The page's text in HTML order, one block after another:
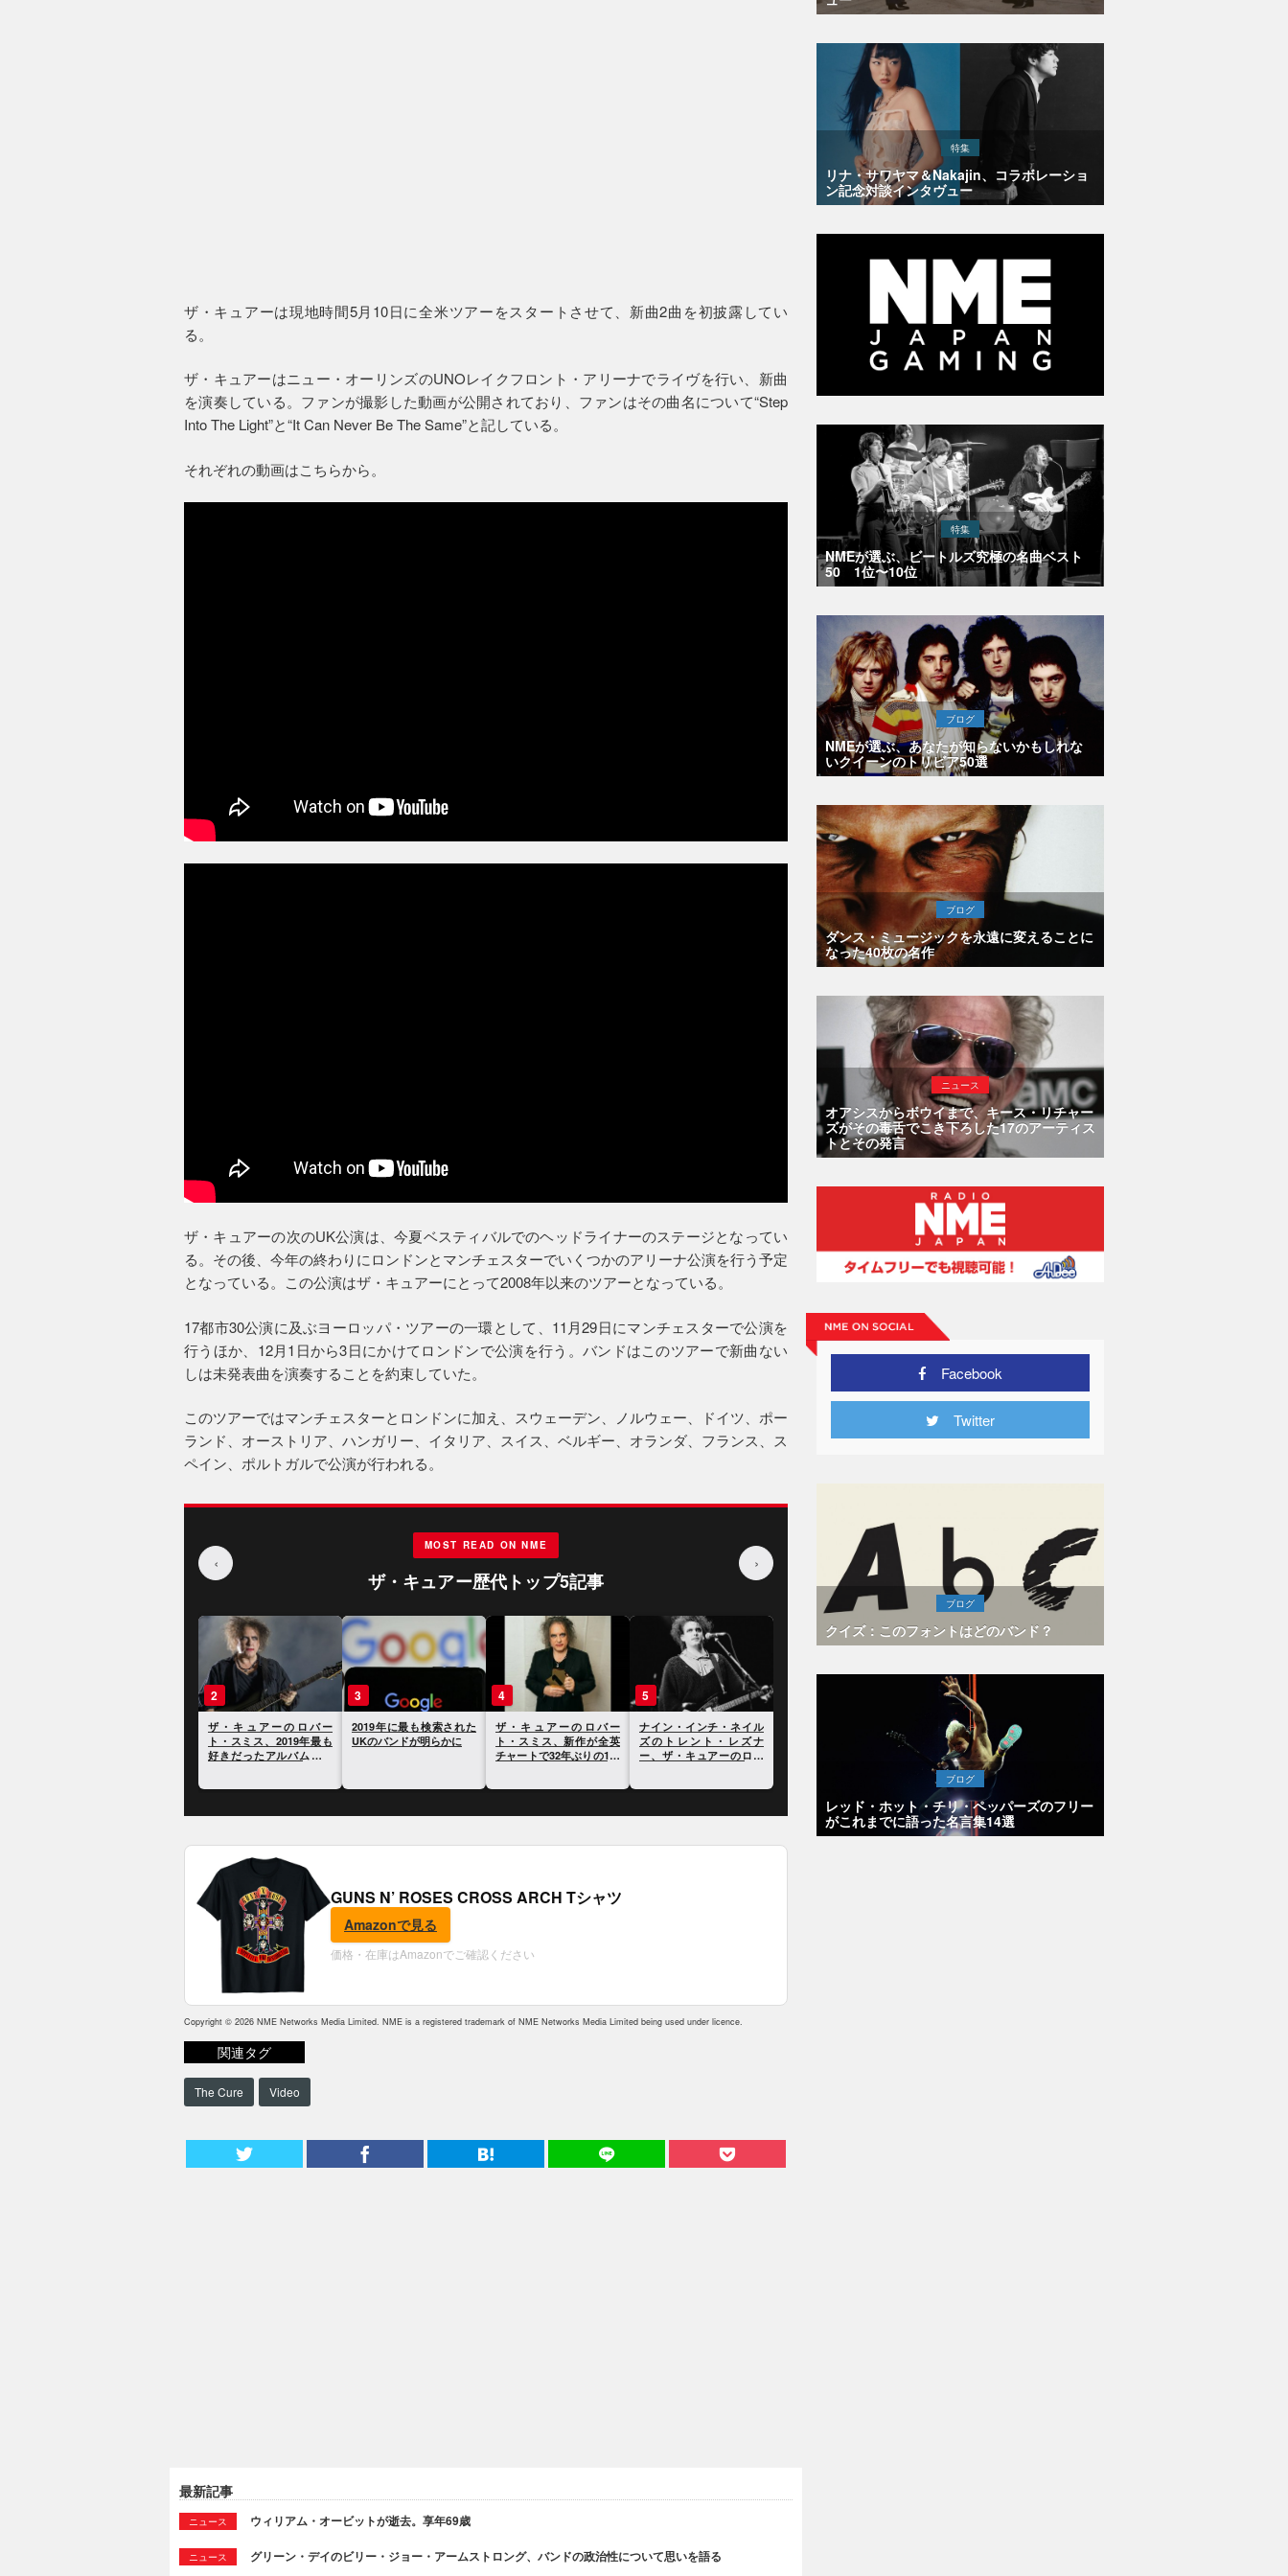
ザ・キュアーは現地時間5月10日に全米ツアーをスタートさせて、新曲2曲を初披露してい
る。
ザ・キュアーはニュー・オーリンズのUNOレイクフロント・アリーナでライヴを行い、新曲
を演奏している。ファンが撮影した動画が公開されており、ファンはその曲名について“Step
Into The Light”と“It Can Never Be The Same”と記している。
それぞれの動画はこちらから。
ザ・キュアーの次のUK公演は、今夏ベスティバルでのヘッドライナーのステージとなってい
る。その後、今年の終わりにロンドンとマンチェスターでいくつかのアリーナ公演を行う予定
となっている。この公演はザ・キュアーにとって2008年以来のツアーとなっている。
17都市30公演に及ぶヨーロッパ・ツアーの一環として、11月29日にマンチェスターで公演を
行うほか、12月1日から3日にかけてロンドンで公演を行う。バンドはこのツアーで新曲ない
しは未発表曲を演奏することを約束していた。
このツアーではマンチェスターとロンドンに加え、スウェーデン、ノルウェー、ドイツ、ポー
ランド、オーストリア、ハンガリー、イタリア、スイス、ベルギー、オランダ、フランス、ス
ペイン、ポルトガルで公演が行われる。
‹
MOST READ ON NME
ザ・キュアー歴代トップ5記事
›
1
ザ・キュアーのロバー
ト・スミス、モリッシー
との確執について自身の
2
ザ・キュアーのロバー
ト・スミス、2019年最も
3
2019年に最も検索された
UKのバンドが明らかに
4
ザ・キュアーのロバー
ト・スミス、新作が全英
チャートで32年ぶりの1位
ズのトレント・レズナ
GUNS N’ ROSES CROSS ARCH Tシャツ
Amazonで見る
価格・在庫はAmazonでご確認ください
Copyright © 2026 NME Networks Media Limited. NME is a registered trademark of NME Networks Media Limited being used under licence.
関連タグ
The Cure Video
最新記事
ニュース ウィリアム・オービットが逝去。享年69歳
ニュース グリーン・デイのビリー・ジョー・アームストロング、バンドの政治性について思いを語る
特集
リナ・サワヤマ＆Nakajin、コラボレーショ
ン記念対談インタヴュー
特集
NMEが選ぶ、ビートルズ究極の名曲ベスト
50 1位〜10位
ブログ
NMEが選ぶ、あなたが知らないかもしれな
いクイーンのトリビア50選
ブログ
ダンス・ミュージックを永遠に変えることに
なった40枚の名作
ニュース
オアシスからボウイまで、キース・リチャー
ズがその毒舌でこき下ろした17のアーティス
トとその発言
Facebook
Twitter
ブログ
クイズ：このフォントはどのバンド？
ブログ
レッド・ホット・チリ・ペッパーズのフリー
がこれまでに語った名言集14選